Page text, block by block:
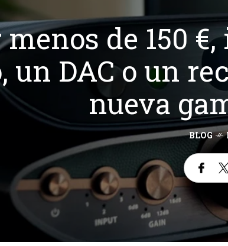
menos de 150
un DAC o un
nueva
BLOG